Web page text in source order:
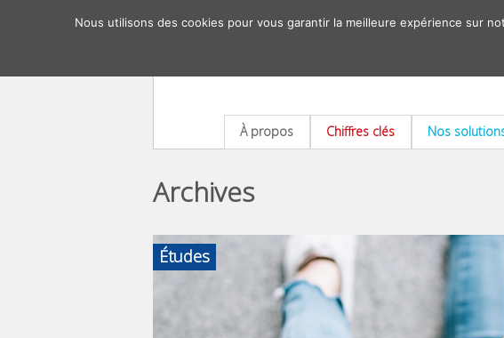
À propos Chiffres clés Nos
Archives
Études
Nous utilisons des cookies pour vous garantir la meilleure expérience sur